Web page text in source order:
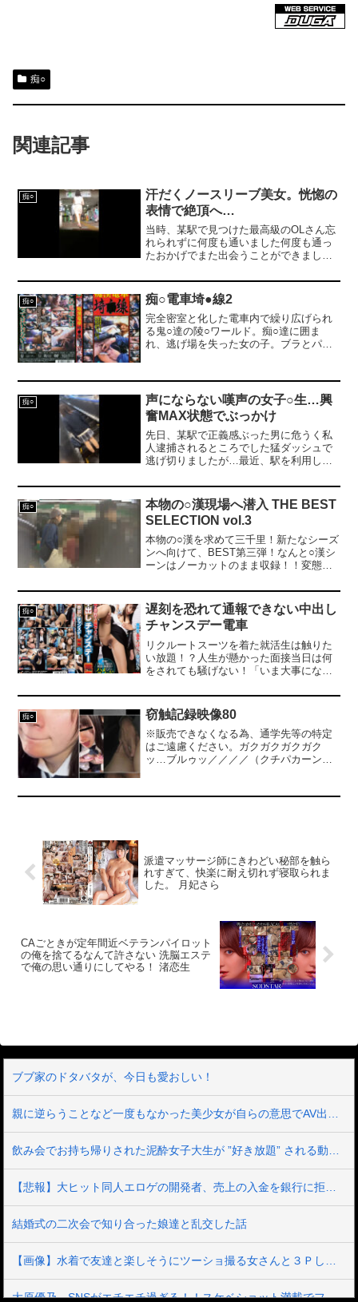
痴○
関連記事
痴○
汗だくノースリーブ美女。恍惚の
表情で絶頂へ…
当時、某駅で見つけた最高級のOLさん忘
れられずに何度も通いました何度も通っ
たおかげでまた出会うことができまし
のミニスカにノースリーブ姿今の時期に
しか見れない服装ですお姉さんに群がる
野獣の群れ男臭さと熱気でお姉さんの顔
には汗が噴き出すメスの臭いとオスの臭
い終始カオス...地獄絵図を楽しむお姉さ
ん...まさに最高級のOK娘今年の夏最高の
痴○ 痴○電車埼●線2
完全密室と化した電車内で繰り広げられ
る鬼○達の陵○ワールド。痴○達に囲ま
れ、逃げ場を失った女の子。ブラとパン
痴○
声にならない嘆声の女子○生…興
奮MAX状態でぶっかけ
先日、某駅で正義感ぶった男に危うく私
人逮捕されるところでした猛ダッシュで
逃げ切りましたが…最近、駅を利用して
続けられるのか今のうちにお気に入りの
タゲ記録を残さねば…さて、今回の映像
は春先に某駅にて女生をタゲにしたもの
です小柄でおとなしそうな女生一番端の
車両に乗り込んだので、すぐ後ろにぴっ
たりついて一緒に乗車ぐいぐいと押し込
んでいき簡単には降車できないポジに誘
腿へ…ビクビクッ…ヤァダメェエ…サワ
ラナイデェ…声にならない嘆声言葉とは
裏腹に下着のあたりが蒸し暑くなり、濡
れている大きくなってきたクリちゃんを
コリコリとフェザータッチビクビク…ハ
ァハァもう体に力が入ってません愛液で
粘りが出た指先で蜜壺を刺激どんどん指
がヌルヌルに…指を細かく震わせ中の壁
指だけで逝かせてあげたかったがロータ
ー使用でさらに夢の国へ誘うハァア…ビ
クビク（ヤバイ…モウガマンデキナイ）
私の息子が叫んでいたので最後に大仕事
愛液ヌルヌルパンティの中へ息子を…ス
クイク）モウヤメテェ…ドピュ…アァア
ております（ ^^） _旦~~ ※本編中、音声
が収録されていない箇所がありますが、
オリジナル・マスターに起因するもので
痴○
本物の○漢現場へ潜入 THE BEST
SELECTION vol.3
本物の○漢を求めて三千里！新たなシーズ
ンへ向けて、BEST第三弾！なんと○漢シ
ーンはノーカットのまま収録！！変態の
車で、○漢は本当に存在する！手マンをさ
れてあえぎ声を必至にガマンする女。感
じすぎて震えてしまう女。睨みと憎しみ
をぶつけ、いつしか指技に感じてしまう
女。○漢社会を信じていなかった女たちが
現実に迫る！車内で漏れる喘ぎ声を聞
け！明日から通勤が楽しくなる。貴方の
目で現実を確かめろ！○漢実録ノンフィク
ションドキュメンタリーはここにあ
る！！！※○漢抑止力のための作品です。
※本編中、音声が収録されていない箇所
がありますが、オリジナル・マスターに
起因するものであり、異常ではありませ
ん。
痴○
遅刻を恐れて通報できない中出し
チャンスデー電車
リクルートスーツを着た就活生は触りた
い放題！？人生が懸かった面接当日は何
をされても騒げない！「いま大事になっ
必死に耐える女子大生をイカセまくり！
我慢したのに…面接に行くことを妨害さ
れ絶望！頭の中が真っ白になり放心状
態！無気力マンコをハメまわし中出
し！！ ※本編顔出し
痴○ 窃触記録映像80
※販売できなくなる為、通学先等の特定
はご遠慮ください。ガクガクガクガク
ッ…ブルゥッ／／／／（クチパカーン）
ー！！／／／／／／／／（アゴガクゥパ
わたり焦らされたのちに、めちゃくちゃ
綺麗なピンク乳首巨乳を両サイドから同
時責め＆紐パンふともも残しの執拗かつ
気のゆるみと許しで堕ちてしまうこと必
須だとおもいます。ビジュよし、乳よ
し、服装良し（ついでにPもよし）の三方
良し。焦らしと責めのバランスが5:5の20
分超の尺。電車モノ、○K、カラダは正直
なコ、公衆の面前でいかされるコが好き
早めにどうぞ。【タイプ】集団（3）【部
／P上からのクリいじり、P脇からの指生
挿入、P太もも残しピストン）【喘ぎ声】
有（多め）【ポイント】なんといっても
アゴが外れたようなリアクションと喘ぎ
声。そして恵まれた躯体とビクり具合。
真面目そうにみえたただの変態○K。電車
内で開発されて狙って1号車に乗る未来が
目に見えます。 ※本編中、音声が収録さ
れていない箇所がありますが、オリジナ
ル・マスターに起因するものであり、異
常ではありません。
派遣マッサージ師にきわどい秘部を触ら
れすぎて、快楽に耐え切れず寝取られま
した。 月妃さら
CAごときが定年間近ベテランパイロット
の俺を捨てるなんて許さない 洗脳エステ
で俺の思い通りにしてやる！ 渚恋生
ブブ家のドタバタが、今日も愛おしい！
結婚式の二次会で知り合った娘達と乱交した話
大原優乃、SNSがエチエチ過ぎる！！スケベショット満載でファン大興奮ｗｗ